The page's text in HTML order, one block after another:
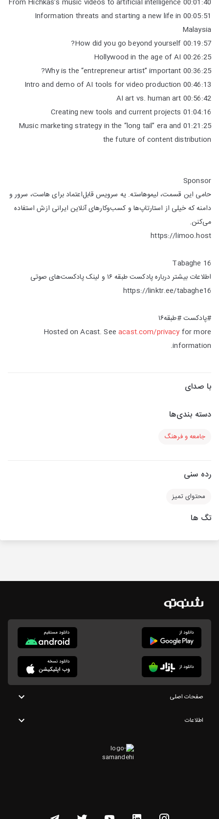
00:01:40 From Hichkas’s music videos to artificial intelligence
00:05:51 Information threats and starting a new life in
Malaysia
00:19:57 How did you go beyond yourself?
00:26:25 Hollywood in the age of AI
00:36:25 Why is the “entrepreneur artist” important?
00:46:13 Intro and demo of AI tools for video production
00:56:42 AI art vs. human art
01:04:16 Creating new tools and current projects
01:21:25 Music marketing strategy in the “long tail” era and
the future of content distribution
Sponsor
حامی این قسمت، لیموهاسته. یه سرویس قابل‌اعتماد برای هاست، سرور و
دامنه که خیلی از استارتاپ‌ها و کسب‌وکارهای آنلاین ایرانی ازش استفاده
می‌کنن.
https://limoo.host
Tabaghe 16
اطلاعات بیشتر درباره پادکست طبقه ۱۶ و لینک پادکست‌‌های صوتی
https://linktr.ee/tabaghe16
#پادکست #طبقه۱۶
Hosted on Acast. Seeacast.com/privacy for more
information.
با صدای
دسته بندی‌ها
جامعه و فرهنگ
رده سنی
محتوای تمیز
تگ ها
صفحات اصلی
اطلاعات